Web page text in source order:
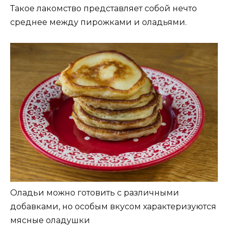
Такое лакомство представляет собой нечто
среднее между пирожками и оладьями.
Оладьи можно готовить с различными
добавками, но особым вкусом характеризуются
мясные оладушки